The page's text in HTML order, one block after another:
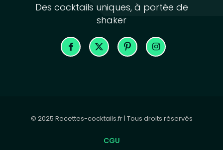
Des cocktails uniques, à portée de
shaker
© 2025 Recettes-cocktails.fr | Tous droits réservés
CGU